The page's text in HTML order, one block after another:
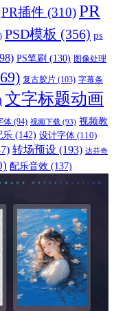
PR插件 (310)PR
PSD模板 (356) ps
PS笔刷 (130) 图像处理
复古胶片 (103) 字幕条
文字标题动画
体 (94) 视频下载 (93) 视频教
乐 (142) 设计字体 (110)
转场预设 (193) 达芬奇
配乐音效 (137)